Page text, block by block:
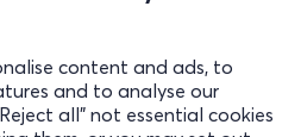
content and ads, to
and to analyse our
all" not essential cookies